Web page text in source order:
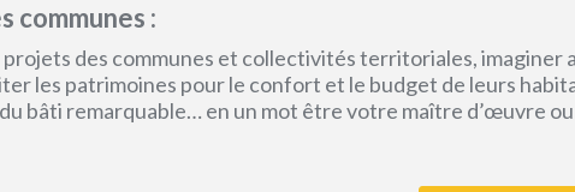
communes :
des communes et collectivités territoriales, imaginer
les patrimoines pour le confort et le budget de leurs
bâti remarquable… en un mot être votre maître d’œuvre